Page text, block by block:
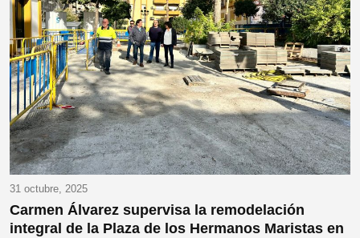
31 octubre, 2025
Carmen Álvarez supervisa la remodelación
integral de la Plaza de los Hermanos Maristas en